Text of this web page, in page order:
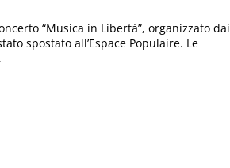
“Musica in Libertà”, organizzato dai
spostato all’Espace Populaire. Le